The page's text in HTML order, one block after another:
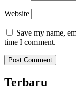
Website
Save my name,
time I comment.
Terbaru